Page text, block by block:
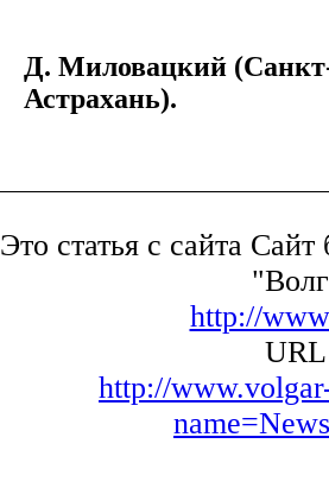
Д. Миловацкий
Астрахань).
Это статья с сайта
http://
URL
http://